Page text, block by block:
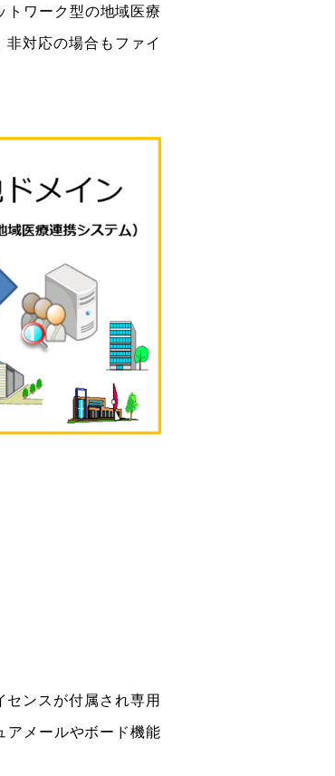
トワーク型の地域医療
対応の場合もファイ
ンスが付属され専用
アメールやボード機能